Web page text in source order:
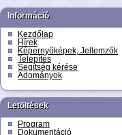
Információ
Kezdőlap
Hírek
Képernyőképek, Jellemzők
Telepítés
Segítség kérése
Adományok
Letöltések
Program
Dokumentáció